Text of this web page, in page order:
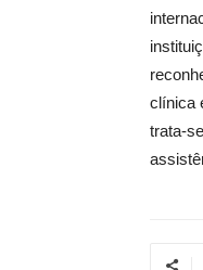
clínica
trata-